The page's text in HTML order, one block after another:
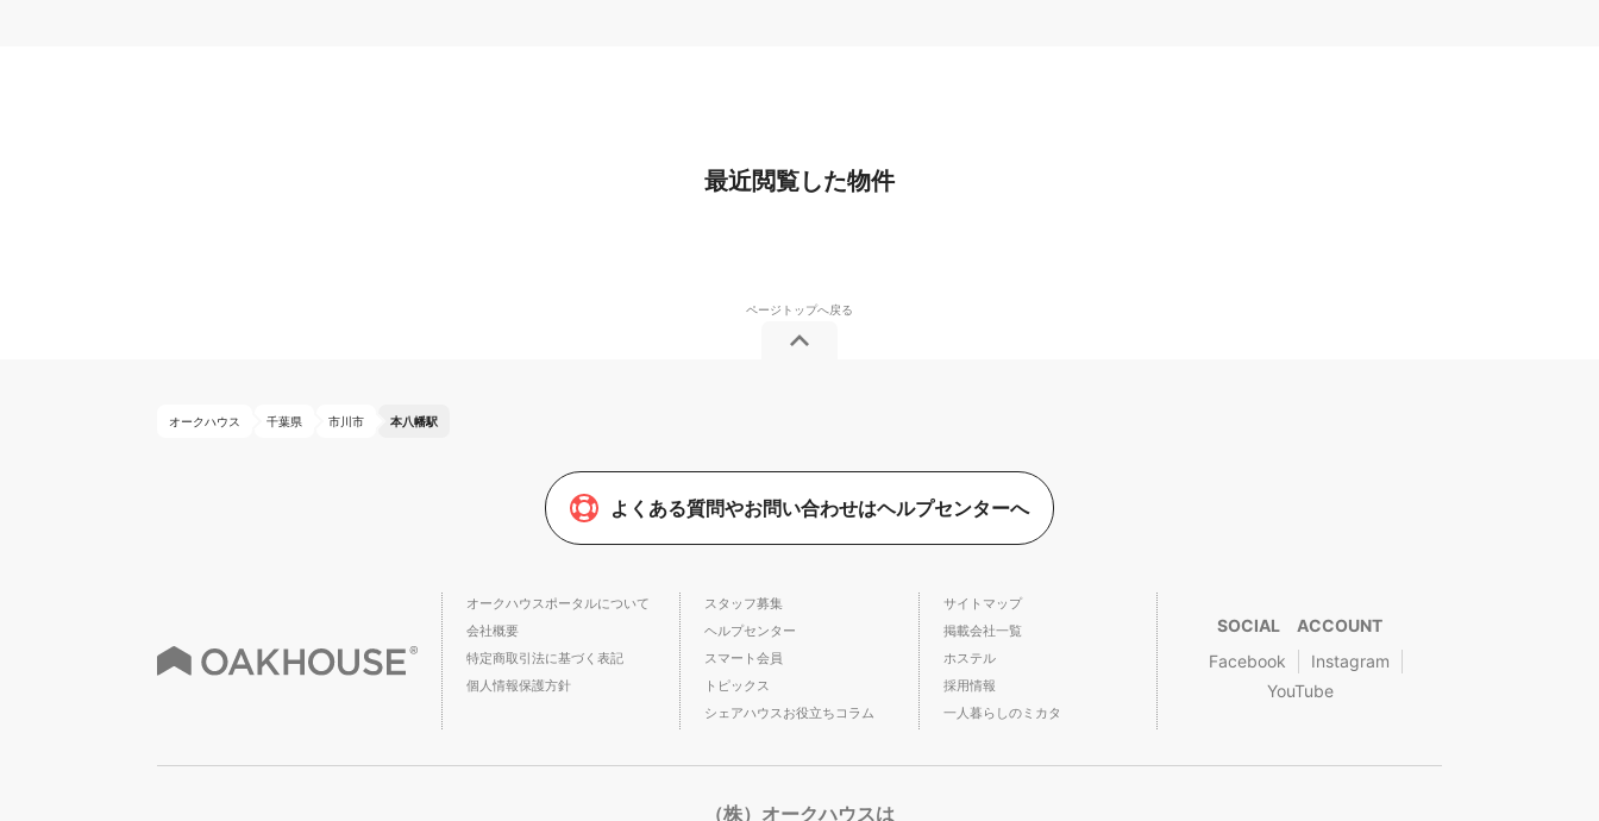
最近閲覧した物件
オークハウス 千葉県 市川市 本八幡駅
よくある質問やお問い合わせはヘルプセンターへ
オークハウスポータルについて
会社概要
特定商取引法に基づく表記
個人情報保護方針
スタッフ募集
ヘルプセンター
スマート会員
トピックス
シェアハウスお役立ちコラム
サイトマップ
掲載会社一覧
ホステル
採用情報
一人暮らしのミカタ
SOCIAL ACCOUNT
Facebook
Instagram
YouTube
（株）オークハウスは